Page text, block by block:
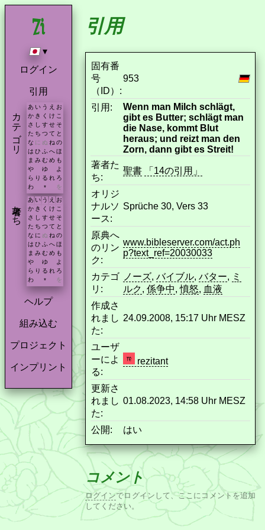
▾
ログイン
引用
カテゴリ あ い う え お
か き く け こ
さ し す せ そ
た ち つ て と
な に ぬ ね の
は ひ ふ へ ほ
ま み む め も
や
ゆ
よ
ら り る れ ろ
わ
* を
著者たち あ い う え お
か き く け こ
さ
し す せ そ
た ち つ て と
な に ぬ ね の
は ひ ふ へ ほ
ま み む め も
や
ゆ
よ
ら り る れ ろ
わ
* を
ヘルプ
組み込む
プロジェクト
インプリント
引用
固有番
号
（ID）:
953
引用:
Wenn man Milch schlägt,
gibt es Butter; schlägt man
die Nase, kommt Blut
heraus; und reizt man den
Zorn, dann gibt es Streit!
著者た
ち:
聖書 「14の引用」
オリジ
ナルソ
ース:
Sprüche 30, Vers 33
原典へ
のリン
ク:
www.bibleserver.com/act.ph
p?text_ref=20030033
カテゴ
リ:
ノーズ, バイブル, バター, ミ
ルク, 係争中,憤怒, 血液
作成さ
れまし
た:
24.09.2008, 15:17 Uhr MESZ
ユーザ
ーによ
る:
rezitant
更新さ
れまし
た:
01.08.2023, 14:58 Uhr MESZ
公開: はい
コメント
ログインでログインして、ここにコメントを追加
してください。